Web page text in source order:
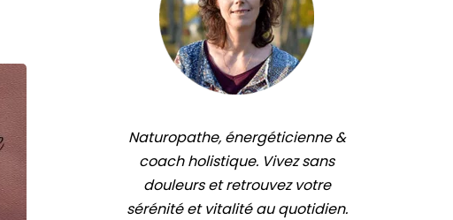
Naturopathe, énergéticienne &
coach holistique. Vivez sans
douleurs et retrouvez votre
sérénité et vitalité au quotidien.